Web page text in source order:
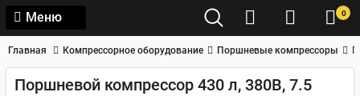
Меню 0
Главная Компрессорное оборудование Поршневые компрессоры
Поршневой компрессор 430 л, 380В, 7.5